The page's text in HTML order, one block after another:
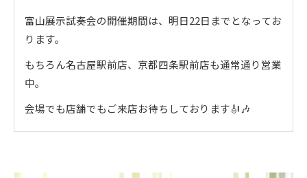
富山展示試奏会の開催期間は、明日22日までとなってお
ります。
もちろん名古屋駅前店、京都四条駅前店も通常通り営業
中。
会場でも店舗でもご来店お待ちしております🎻🎶